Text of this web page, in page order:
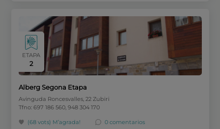
ETAPA
2
Alberg Segona Etapa
Avinguda Roncesvalles, 22 Zubiri
Tfno: 697 186 560, 948 304 170
(68 vots) M’agrada! 0 comentarios